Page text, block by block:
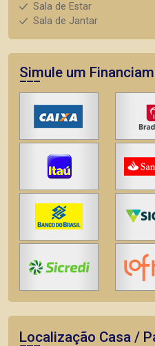
Sala de Estar
Sala de Jantar
Simule um
Localização Casa /